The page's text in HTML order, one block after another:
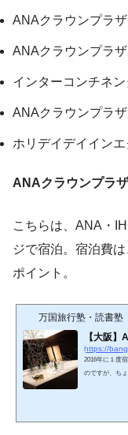
ANAクラウンプラ
ANAクラウンプラザ
インターコンチネン
ANAクラウンプラザ
ホリデイデイインエ
ANAクラウンプラ
こちらは、ANA・
ジで宿泊。宿泊費
ポイント。
万国旅行塾・読書塾
【大阪
2016年に１度
のですが、ち